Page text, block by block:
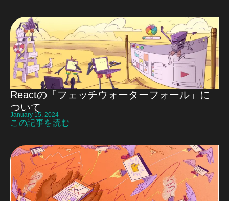
Reactの「フェッチウォーターフォール」に
ついて
January 15, 2024
この記事を読む